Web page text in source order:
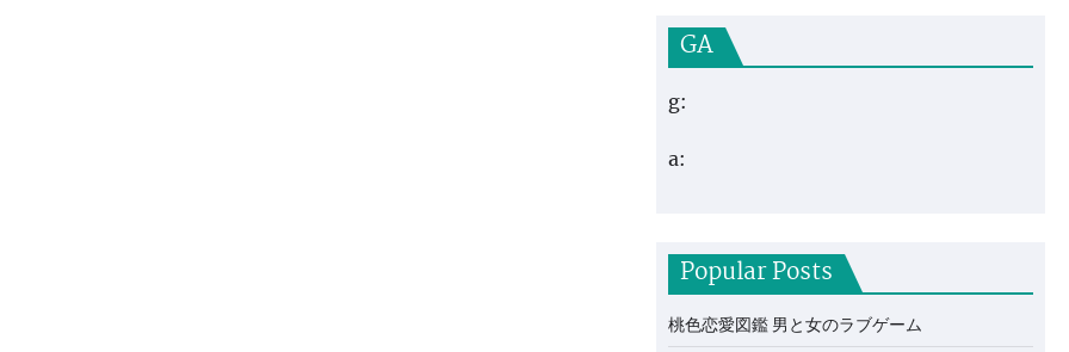
GA
g:
a:
Popular Posts
桃色恋愛図鑑 男と女のラブゲーム